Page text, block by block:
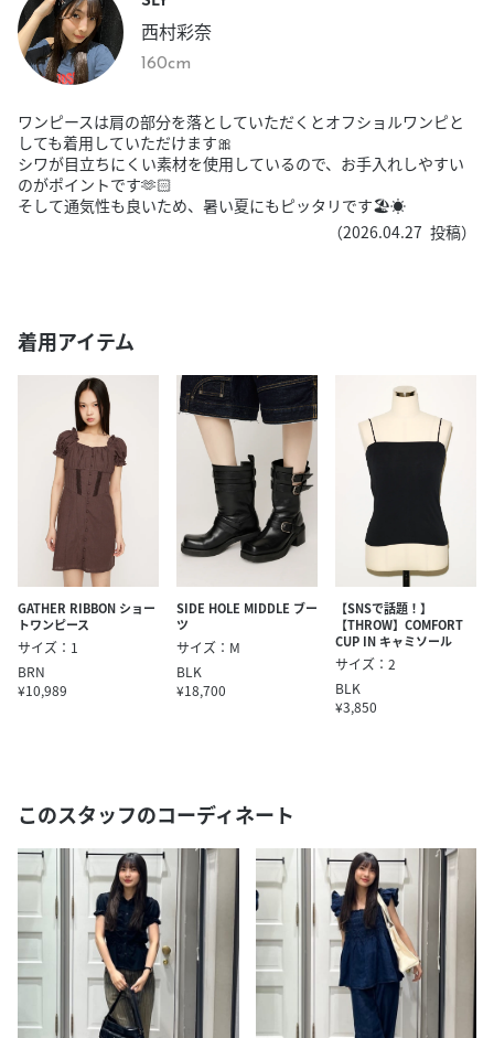
西村彩奈
160cm
ワンピースは肩の部分を落としていただくとオフショルワンピと
しても着用していただけます🎀
シワが目立ちにくい素材を使用しているので、お手入れしやすい
のがポイントです🫶🏻
そして通気性も良いため、暑い夏にもピッタリです🏖☀️
（2026.04.27 投稿）
着用アイテム
GATHER RIBBON ショー
トワンピース
サイズ：1
BRN
¥10,989
SIDE HOLE MIDDLE ブー
ツ
サイズ：M
BLK
¥18,700
【SNSで話題！】
【THROW】COMFORT
CUP IN キャミソール
サイズ：2
BLK
¥3,850
このスタッフのコーディネート